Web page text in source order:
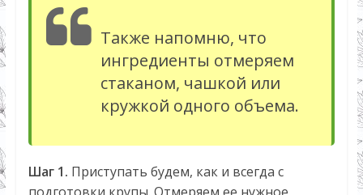
Также напомню, что
ингредиенты отмеряем
стаканом, чашкой или
кружкой одного объема.
Шаг 1. Приступать будем, как и всегда с